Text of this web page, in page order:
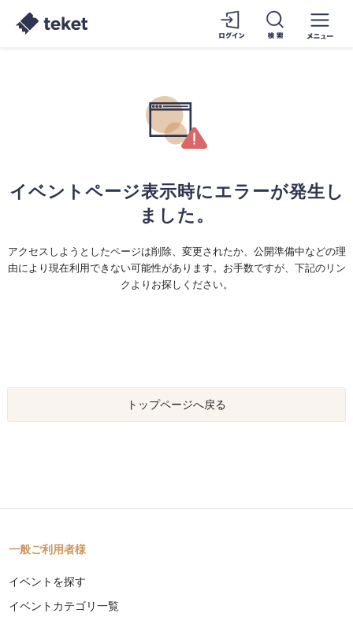
イベントページ表示時にエラーが発生し
ました。
アクセスしようとしたページは削除、変更されたか、公開準備中などの理
由により現在利用できない可能性があります。お手数ですが、下記のリン
クよりお探しください。
トップページへ戻る
一般ご利用者様
イベントを探す
イベントカテゴリ一覧